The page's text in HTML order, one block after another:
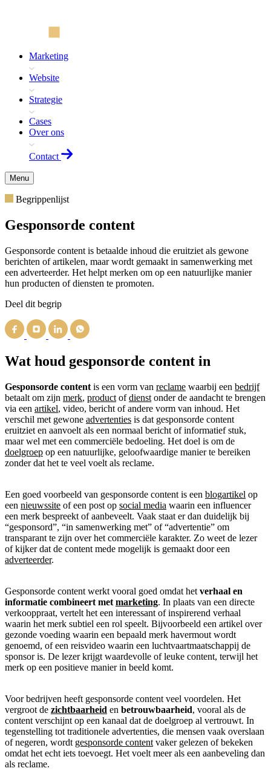
Marketing
Website
Strategie
Cases
Over ons
Contact
Menu
Begrippenlijst
Gesponsorde content
Gesponsorde content is betaalde inhoud die eruitziet als gewone
berichten of artikelen, maar wordt gemaakt in samenwerking met
een adverteerder. Het helpt merken om op een natuurlijke manier
hun producten of diensten te promoten.
Deel dit begrip
Wat houd gesponsorde content in
Gesponsorde content is een vorm van reclame waarbij een bedrijf
betaalt om zijn merk, product ofdienst onder de aandacht te brengen
via een artikel, video, bericht of andere vorm van inhoud. Het
verschil met gewone advertenties is dat gesponsorde content
eruitziet en aanvoelt als een normaal bericht of informatief stuk,
maar wel met een commerciële bedoeling. Het doel is om de
doelgroep op een natuurlijke, geloofwaardige manier te bereiken
zonder dat het te veel voelt als reclame.
Een goed voorbeeld van gesponsorde content is een blogartikel op
een nieuwssite of een post op social media waarin een influencer
een merk bespreekt of aanbeveelt. Vaak staat er dan duidelijk bij
“gesponsord”, “in samenwerking met” of “advertentie” om
transparant te zijn over het commerciële karakter. Zo weet de lezer
of kijker dat de content mede mogelijk is gemaakt door een
adverteerder.
Gesponsorde content werkt vooral goed omdat het verhaal en
informatie combineert met marketing. In plaats van een directe
verkooppraat, vertelt het een interessant of inspirerend verhaal
waarin het merk subtiel een rol speelt. Bijvoorbeeld een artikel over
gezonde voeding waarin een bepaald merk havermout wordt
genoemd, of een reisvideo waarin een luchtvaartmaatschappij de
sponsor is. De lezer krijgt waardevolle of leuke content, terwijl het
merk op een positieve manier in beeld komt.
Voor bedrijven heeft gesponsorde content veel voordelen. Het
vergroot de zichtbaarheid en betrouwbaarheid, vooral als de
content verschijnt op een kanaal dat de doelgroep al vertrouwt. In
tegenstelling tot traditionele advertenties, die mensen vaak overslaan
of negeren, wordt gesponsorde content vaker gelezen of bekeken
omdat het echt iets toevoegt. Het voelt meer als een aanbeveling dan
als reclame.